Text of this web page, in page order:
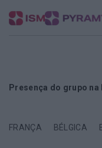
Presença do grupo na
FRANÇA BÉLGICA